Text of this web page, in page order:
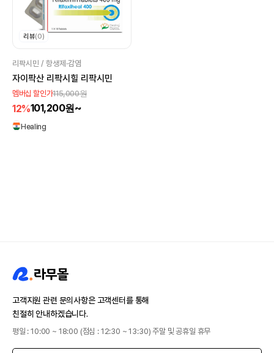
리뷰(0)
리팍시민 / 항생제·감염
자이팍산 리팍시힐 리팍시민
멤버십 할인가115,000원
12%101,200원~
Healing
고객지원 관련 문의사항은 고객센터를 통해
친절히 안내하겠습니다.
평일 : 10:00 ~ 18:00 (점심 : 12:30 ~ 13:30) 주말 및 공휴일 휴무